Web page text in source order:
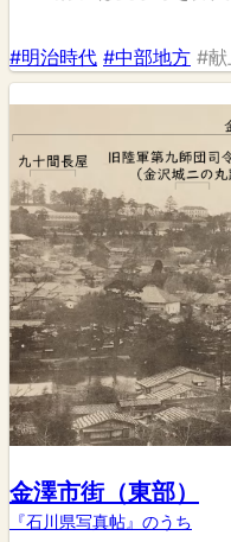
#明治時代 #中部地方 #献
金澤市街（東部）
『石川県写真帖』のうち